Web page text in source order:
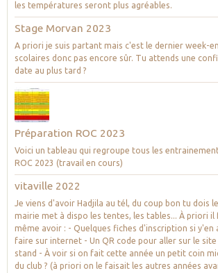
les températures seront plus agréables.
Stage Morvan 2023
A priori je suis partant mais c'est le dernier week-
scolaires donc pas encore sûr. Tu attends une
date au plus tard ?
Préparation ROC 2023
Voici un tableau qui regroupe tous les
ROC 2023 (travail en cours)
vitaville 2022
Je viens d'avoir Hadjila au tél, du coup bon tu dois
mairie met à dispo les tentes, les tables... À priori il
même avoir : - Quelques fiches d'inscription si y'en
faire sur internet - Un QR code pour aller sur le
stand - À voir si on fait cette année un petit coin
du club ? (à priori on le faisait les autres années